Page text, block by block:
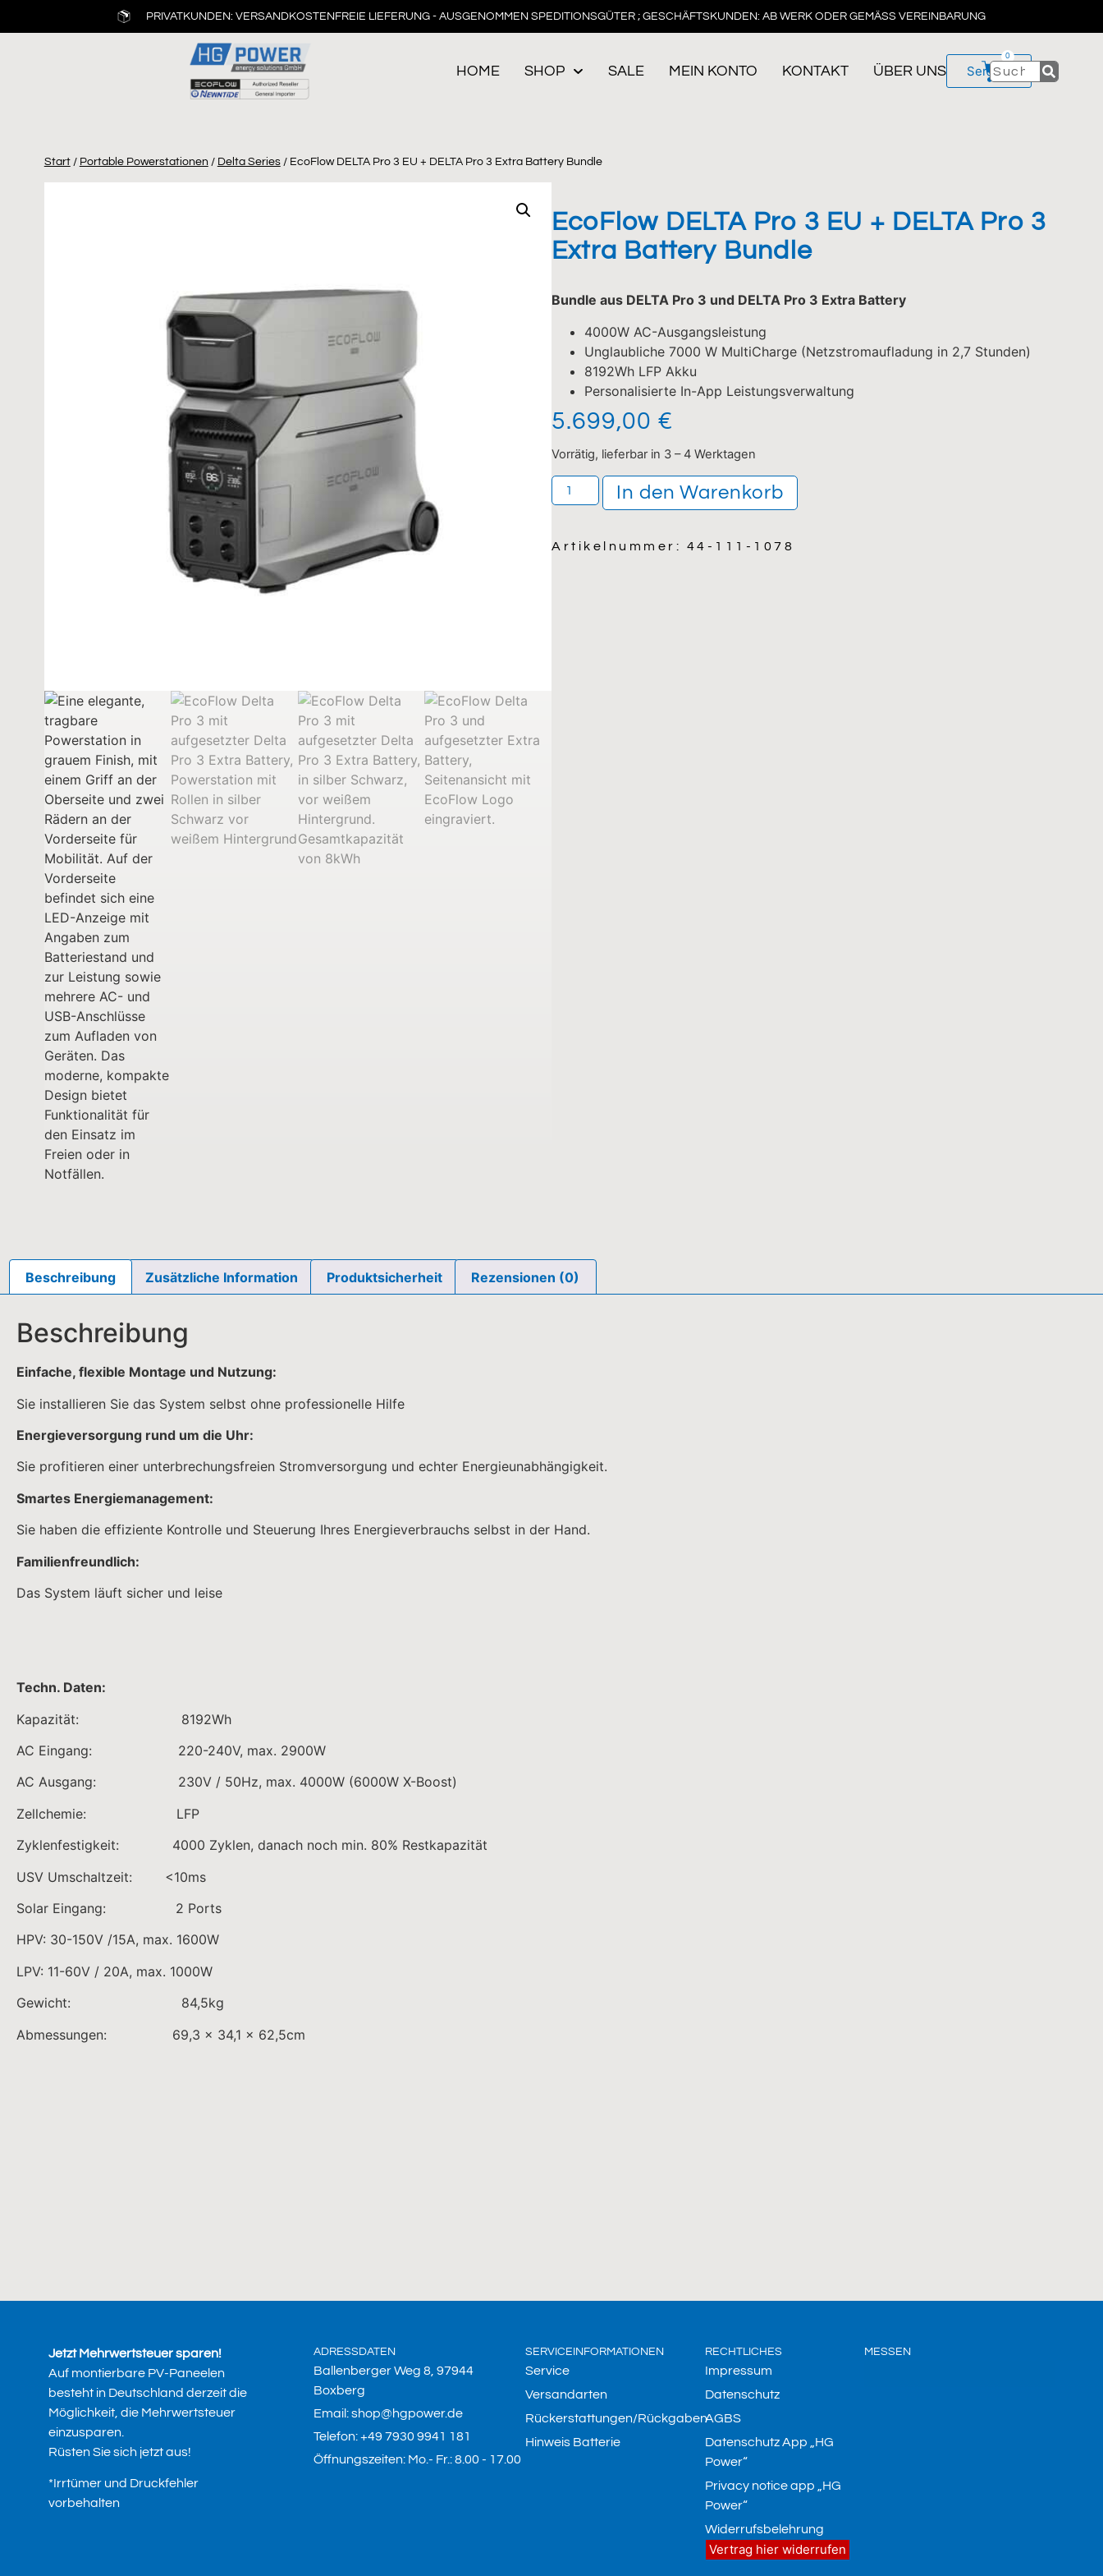
PRIVATKUNDEN: VERSANDKOSTENFREIE LIEFERUNG - AUSGENOMMEN SPEDITIONSGÜTER ; GESCHÄFTSKUNDEN: AB WERK ODER GEMÄSS VEREINBARUNG
HOME SHOP SALE MEIN KONTO KONTAKT ÜBER UNS Service
0
Start/ Portable Powerstationen / Delta Series/ EcoFlow DELTA Pro 3 EU + DELTA Pro 3 Extra Battery Bundle
EcoFlow DELTA Pro 3 EU + DELTA Pro 3
Extra Battery Bundle
Bundle aus DELTA Pro 3 und DELTA Pro 3 Extra Battery
4000W AC-Ausgangsleistung
Unglaubliche 7000 W MultiCharge (Netzstromaufladung in 2,7 Stunden)
8192Wh LFP Akku
Personalisierte In-App Leistungsverwaltung
5.699,00 €
Vorrätig, lieferbar in 3 – 4 Werktagen
In den Warenkorb
Artikelnummer: 44-111-1078
Beschreibung Zusätzliche Information Produktsicherheit Rezensionen (0)
Beschreibung
Einfache, flexible Montage und Nutzung:
Sie installieren Sie das System selbst ohne professionelle Hilfe
Energieversorgung rund um die Uhr:
Sie profitieren einer unterbrechungsfreien Stromversorgung und echter Energieunabhängigkeit.
Smartes Energiemanagement:
Sie haben die effiziente Kontrolle und Steuerung Ihres Energieverbrauchs selbst in der Hand.
Familienfreundlich:
Das System läuft sicher und leise
Techn. Daten:
Kapazität: 8192Wh
AC Eingang: 220-240V, max. 2900W
AC Ausgang: 230V / 50Hz, max. 4000W (6000W X-Boost)
Zellchemie: LFP
Zyklenfestigkeit: 4000 Zyklen, danach noch min. 80% Restkapazität
USV Umschaltzeit: <10ms
Solar Eingang: 2 Ports
HPV: 30-150V /15A, max. 1600W
LPV: 11-60V / 20A, max. 1000W
Gewicht: 84,5kg
Abmessungen: 69,3 x 34,1 x 62,5cm
Jetzt Mehrwertsteuer sparen!
Auf montierbare PV-Paneelen
besteht in Deutschland derzeit die
Möglichkeit, die Mehrwertsteuer
einzusparen.
Rüsten Sie sich jetzt aus!
*Irrtümer und Druckfehler
vorbehalten
ADRESSDATEN
Ballenberger Weg 8, 97944
Boxberg
Email: shop@hgpower.de
Telefon: +49 7930 9941 181
Öffnungszeiten: Mo.- Fr.: 8.00 - 17.00
SERVICEINFORMATIONEN
Service
Versandarten
Rückerstattungen/Rückgaben
Hinweis Batterie
RECHTLICHES
Impressum
Datenschutz
AGBS
Datenschutz App „HG
Power“
Privacy notice app „HG
Power“
Widerrufsbelehrung
Vertrag hier widerrufen
MESSEN